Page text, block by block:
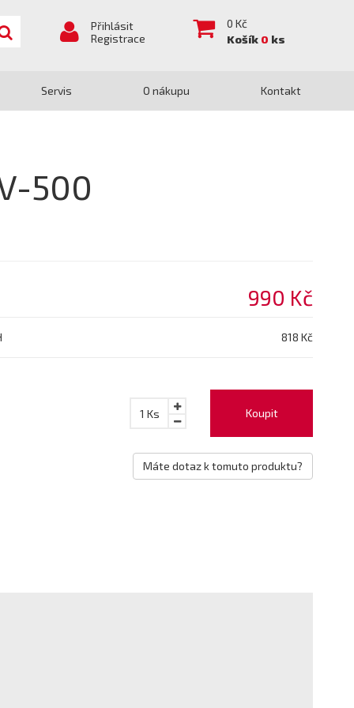
Přihlásit
Registrace
0 Kč
Košík 0 ks
Servis O nákupu Kontakt
500
990 Kč
818 Kč
Koupit
1 Ks
Máte dotaz k tomuto produktu?